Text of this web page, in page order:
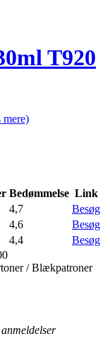
T920
Bedømmelse Link
4,7
Besøg
4,6
Besøg
4,4
Besøg
/ Blækpatroner
anmeldelser